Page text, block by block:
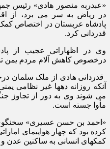
«عبدربه منصور هادی» رئیس
در ریاض به سر می برد، از
پادشاه عربستان در اختصاص کمک
قدردانی کرد.
وی در اظهاراتی عجیب از
درخصوص کاهش آلام مردم یمن
قدردانیهادی از ملک سلمان
آنکه روزانه دهها غیر نظامی
می شوند وی به دور از تجاوز
مأوا جسته است.
«احمد بن حسن عسیری» سخنگوی
کرده بود که چهار هواپیمای
کمکهای انسانی به ساکنین عدن و